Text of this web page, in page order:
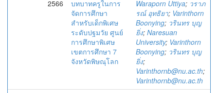
2566
บทบาทครูในการ
จัดการศึกษา
สำหรับเด็กพิเศษ
ระดับปฐมวัย ศูนย์
การศึกษาพิเศษ
เขตการศึกษา 7
จังหวัดพิษณุโลก
Waraporn Uttiya; วราภ
รณ์ อุทธิยา; Varinthorn
Boonying; วรินทร บุญ
ยิ่ง; Naresuan
University; Varinthorn
Boonying; วรินทร บุญ
ยิ่ง;
Varinthornb@nu.ac.th;
Varinthornb@nu.ac.th